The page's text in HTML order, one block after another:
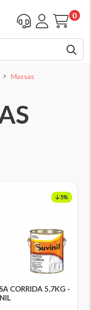
0
Massas
CORRIDA 5,7KG -
5%